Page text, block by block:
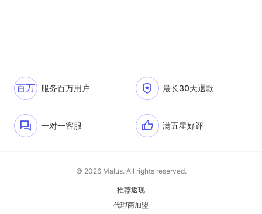
百万 服务百万用户 最长30天退款
一对一客服 满五星好评
© 2026 Malus. All rights reserved.
推荐返现
代理商加盟